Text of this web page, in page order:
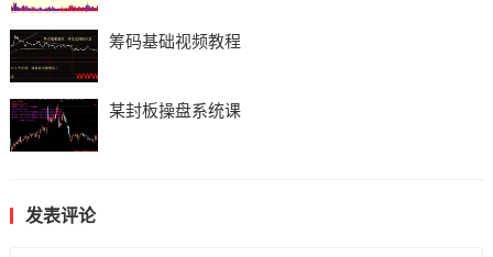
筹码基础视频教程
某封板操盘系统课
发表评论